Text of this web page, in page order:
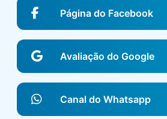
Página do Facebook
Avaliação do Google
Canal do Whatsapp